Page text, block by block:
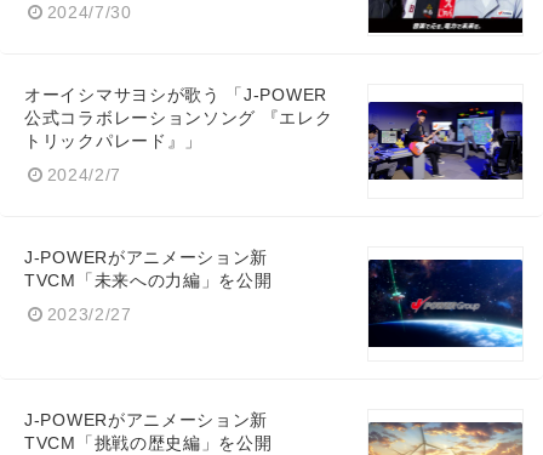
2024/7/30
オーイシマサヨシが歌う 「J-POWER
公式コラボレーションソング 『エレク
トリックパレード』」
2024/2/7
J-POWERがアニメーション新
TVCM「未来への力編」を公開
2023/2/27
J-POWERがアニメーション新
TVCM「挑戦の歴史編」を公開